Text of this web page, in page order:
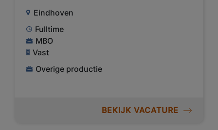
Eindhoven
Fulltime
MBO
Vast
Overige productie
BEKIJK VACATURE